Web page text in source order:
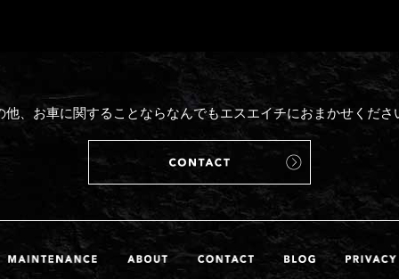
他、お車に関することならなんでもエスエイチにおまかせくださ